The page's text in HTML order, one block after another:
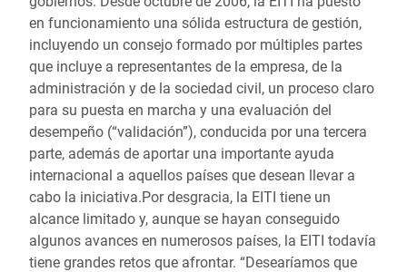
en funcionamiento una sólida estructura de gestión,
incluyendo un consejo formado por múltiples partes
que incluye a representantes de la empresa, de la
administración y de la sociedad civil, un proceso claro
para su puesta en marcha y una evaluación del
desempeño (“validación”), conducida por una tercera
parte, además de aportar una importante ayuda
internacional a aquellos países que desean llevar a
cabo la iniciativa.Por desgracia, la EITI tiene un
alcance limitado y, aunque se hayan conseguido
algunos avances en numerosos países, la EITI todavía
tiene grandes retos que afrontar. “Desearíamos que